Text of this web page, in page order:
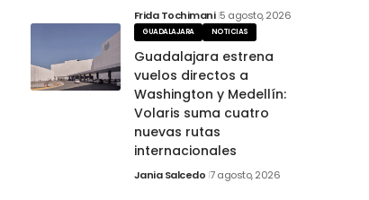
Frida Tochimani 5 agosto, 2026
GUADALAJARA NOTICIAS
Guadalajara estrena
vuelos directos a
Washington y Medellín:
Volaris suma cuatro
nuevas rutas
internacionales
Jania Salcedo 7 agosto, 2026